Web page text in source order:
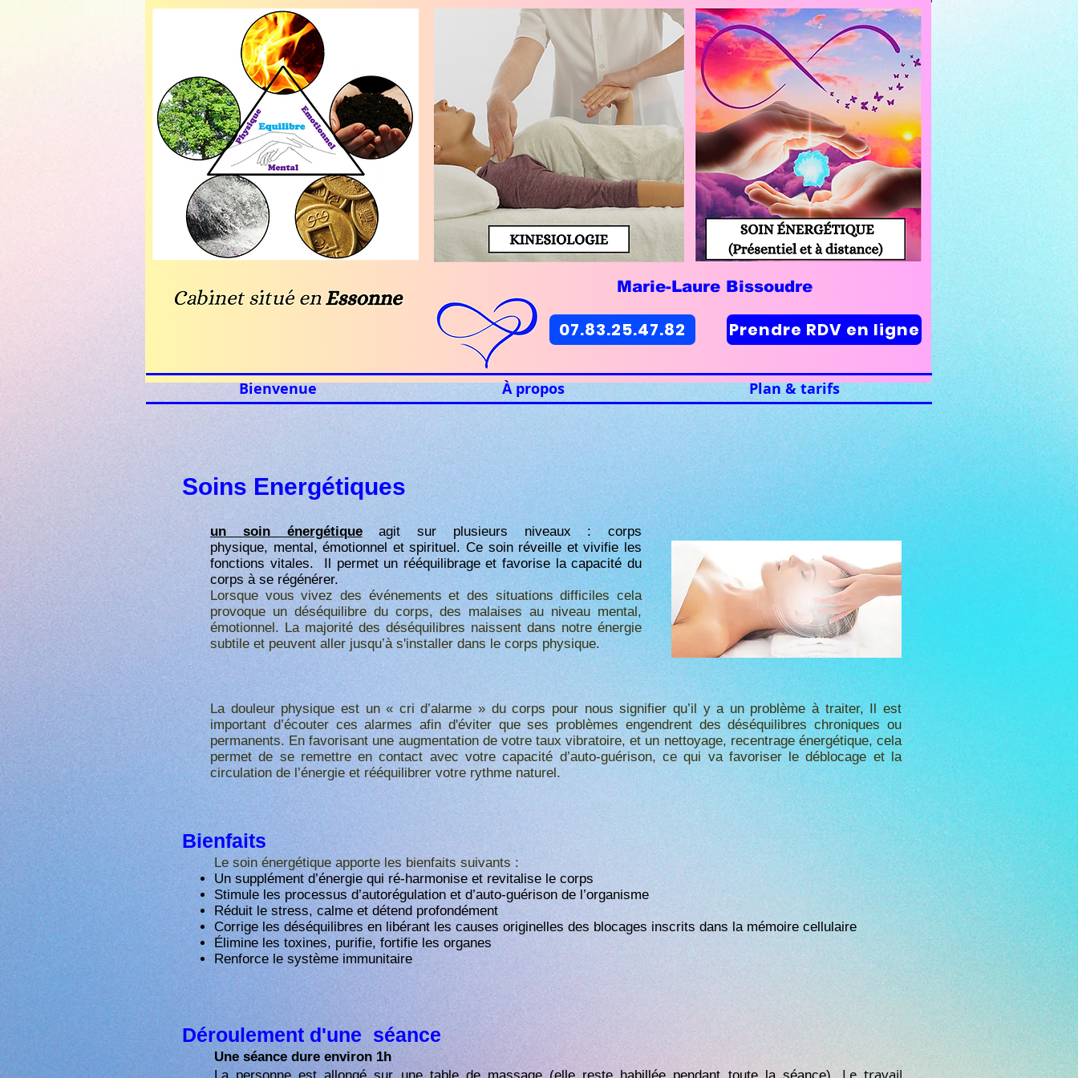
07.83.25.47.82 Prendre RDV en ligne
Marie-Laure Bissoudre
Soins Energétiques
un soin énergétiqueagit sur plusieurs niveaux : corps
physique, mental,émotionnel etspirituel.Ce soin réveille et vivifie les
fonctions vitales. Il permet un rééquilibrage et favorise la capacité du
corps à se régénérer.
Lorsque vous vivez des événements et des situations difficiles cela
provoque un déséquilibre du corps, des malaises au niveau mental,
émotionnel. La majorité des déséquilibres naissent dans notre énergie
subtile et peuvent aller jusqu’à s'installer dans le corps physique.
La douleur physique est un « cri d’alarme » du corps pour nous signifier qu’il y a un problème à traiter, Il est
important d’écouter ces alarmes afin d'éviter que ses problèmes engendrent des déséquilibres chroniques ou
permanents. En favorisant une augmentation de votre taux vibratoire, et un nettoyage, recentrage énergétique, cela
permet de se remettre en contact avec votre capacité d’auto-guérison, ce qui va favoriser le déblocage et la
circulation de l’énergie et rééquilibrer votre rythme naturel.
Bienfaits
Le soin énergétique apporte les bienfaits suivants :
Un supplément d’énergie qui ré-harmonise et revitalise le corps
Stimule les processus d’autorégulation et d’auto-guérison de l’organisme
Réduit le stress, calme et détend profondément
Corrige les déséquilibres en libérant les causes originelles des blocages inscrits dans la mémoire cellulaire
Élimine les toxines, purifie, fortifie les organes
Renforce le système immunitaire
Déroulement d'une séance
Une séance dure environ 1h
Bienvenue À propos Plan & tarifs